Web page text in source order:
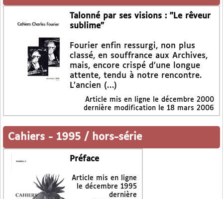
Talonné par ses visions : "Le rêveur
sublime"
Fourier enfin ressurgi, non plus
classé, en souffrance aux Archives,
mais, encore crispé d’une longue
attente, tendu à notre rencontre.
L’ancien (…)
Article mis en ligne le décembre 2000
dernière modification le 18 mars 2006
Cahiers - 1995 / hors-série
Préface
Article mis en ligne
le décembre 1995
dernière